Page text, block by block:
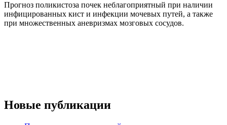
Прогноз поликистоза почек неблагоприятный при наличии
инфицированных кист и инфекции мочевых путей, а также
при множественных аневризмах мозговых сосудов.
Новые публикации